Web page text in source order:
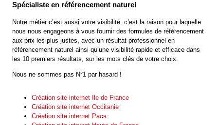
Spécialiste en référencement naturel
Notre métier c’est aussi votre visibilité, c’est la raison pour laquelle
nous nous engageons à vous fournir des formules de référencement
aux prix les plus justes, avec un résultat professionnel en
référencement naturel ainsi qu’une visibilité rapide et efficace dans
les 10 premiers résultats, sur les mots clés de votre choix.
Nous ne sommes pas N°1 par hasard !
Création site internet Ile de France
Création site internet Occitanie
Création site internet Paca